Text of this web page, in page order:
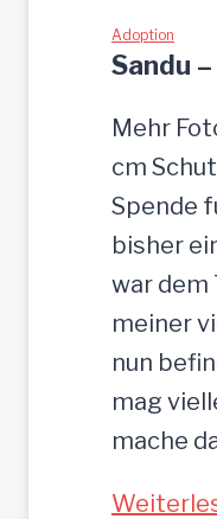
Adoption
Sandu
Mehr
cm
Spende
bisher
war dem
meiner
nun
mag
mache